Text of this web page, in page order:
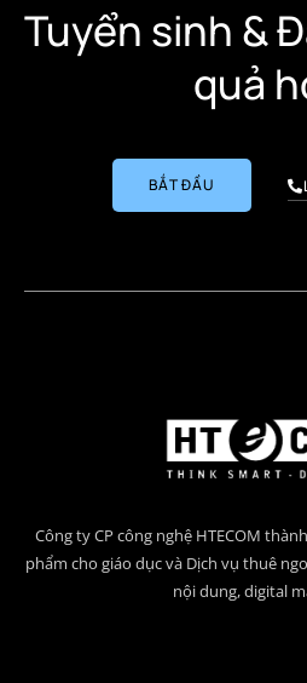
Tuyển sinh &
quả
BẮT ĐẦU
Công ty CP công nghệ HTECOM
phẩm cho giáo dục và Dịch vụ thuê
nội dung, digital